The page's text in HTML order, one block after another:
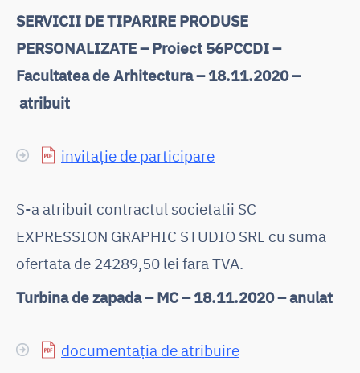
SERVICII DE TIPARIRE PRODUSE
PERSONALIZATE – Proiect 56PCCDI –
Facultatea de Arhitectura – 18.11.2020 –
atribuit
invitație de participare
S-a atribuit contractul societatii SC
EXPRESSION GRAPHIC STUDIO SRL cu suma
ofertata de 24289,50 lei fara TVA.
Turbina de zapada – MC – 18.11.2020 – anulat
documentația de atribuire